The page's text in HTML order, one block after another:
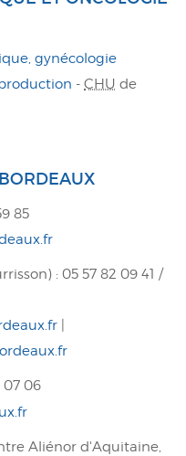
gynécologie
- CHU de
85
: 05 57 82 09 41 /
07 06
Aliénor d'Aquitaine,